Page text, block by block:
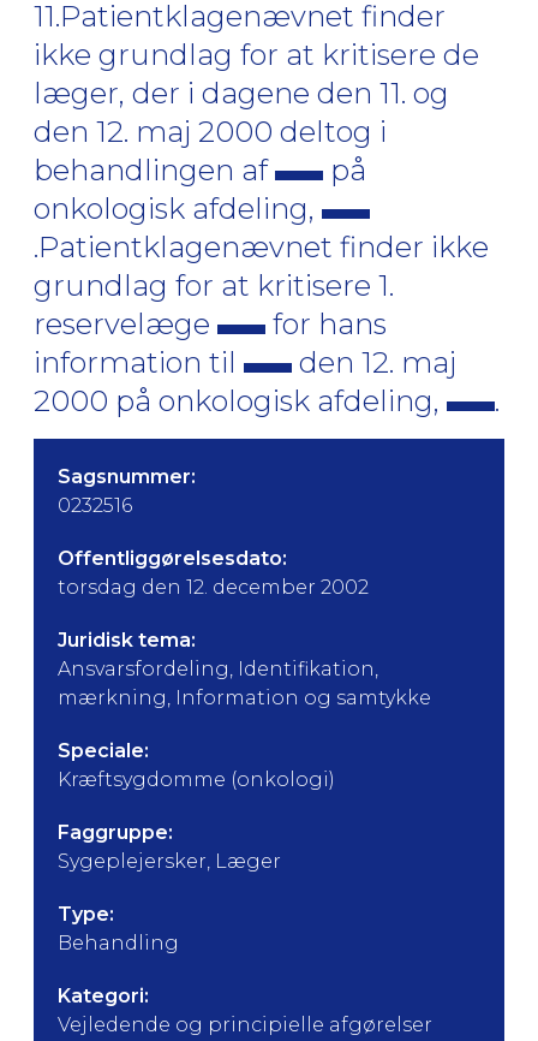
11.Patientklagenævnet finder
ikke grundlag for at kritisere de
læger, der i dagene den 11. og
den 12. maj 2000 deltog i
behandlingen af
på
onkologisk afdeling,
.Patientklagenævnet finder ikke
grundlag for at kritisere 1.
reservelæge
for hans
information til
den 12. maj
2000 på onkologisk afdeling,
.
Sagsnummer:
0232516
Offentliggørelsesdato:
torsdag den 12. december 2002
Juridisk tema:
Ansvarsfordeling, Identifikation,
mærkning, Information og samtykke
Speciale:
Kræftsygdomme (onkologi)
Faggruppe:
Sygeplejersker, Læger
Type:
Behandling
Kategori:
Vejledende og principielle afgørelser